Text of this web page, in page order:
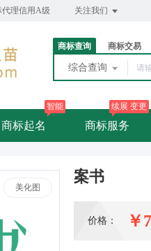
理信用A级 关注我们
商标查询 商标交易
综合查询
商标起名
智能
商标服务
续展 变更
美化图
案书
价格： ￥